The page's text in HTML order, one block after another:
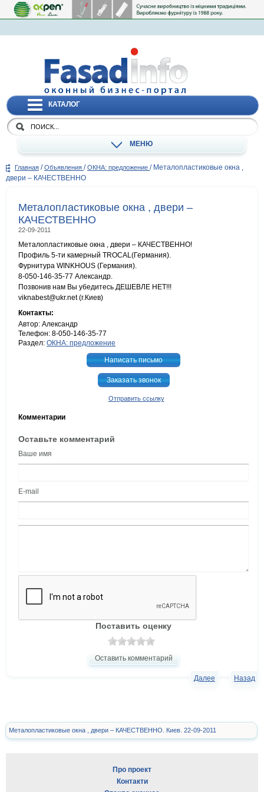
КАТАЛОГ
МЕНЮ
Главная / Объявления / ОКНА: предложение / Металопластиковые окна ,
двери – КАЧЕСТВЕННО
Металопластиковые окна , двери –
КАЧЕСТВЕННО
22-09-2011
Металопластиковые окна , двери – КАЧЕСТВЕННО!
Профиль 5-ти камерный TROCAL(Германия).
Фурнитура WINKHOUS (Германия).
8-050-146-35-77 Александр.
Позвонив нам Вы убедитесь ДЕШЕВЛЕ НЕТ!!!
viknabest@ukr.net (г.Киев)
Контакты:
Автор: Александр
Телефон: 8-050-146-35-77
Раздел: ОКНА: предложение
Написать письмо
Заказать звонок
Отправить ссылку
Комментарии
Оставьте комментарий
Ваше имя
E-mail
Поставить оценку
Оставить комментарий
Назад
Далее
Металопластиковые окна , двери – КАЧЕСТВЕННО. Киев. 22-09-2011
Про проект
Контакти